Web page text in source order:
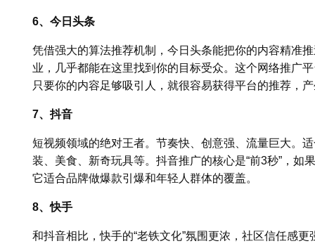
6、今日头条
凭借强大的算法推荐机制，今日头条能把你的内容精准
业，几乎都能在这里找到你的目标受众。这个网络推广
只要你的内容足够吸引人，就很容易获得平台的推荐，
7、抖音
短视频领域的绝对王者。节奏快、创意强、流量巨大。
装、美食、新奇玩具等。抖音推广的核心是“前3秒”，如
它适合品牌做爆款引爆和年轻人群体的覆盖。
8、快手
和抖音相比，快手的“老铁文化”氛围更浓，社区信任感